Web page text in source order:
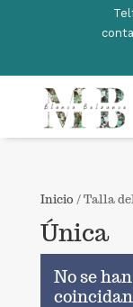
Inicio / Talla
Única
No se